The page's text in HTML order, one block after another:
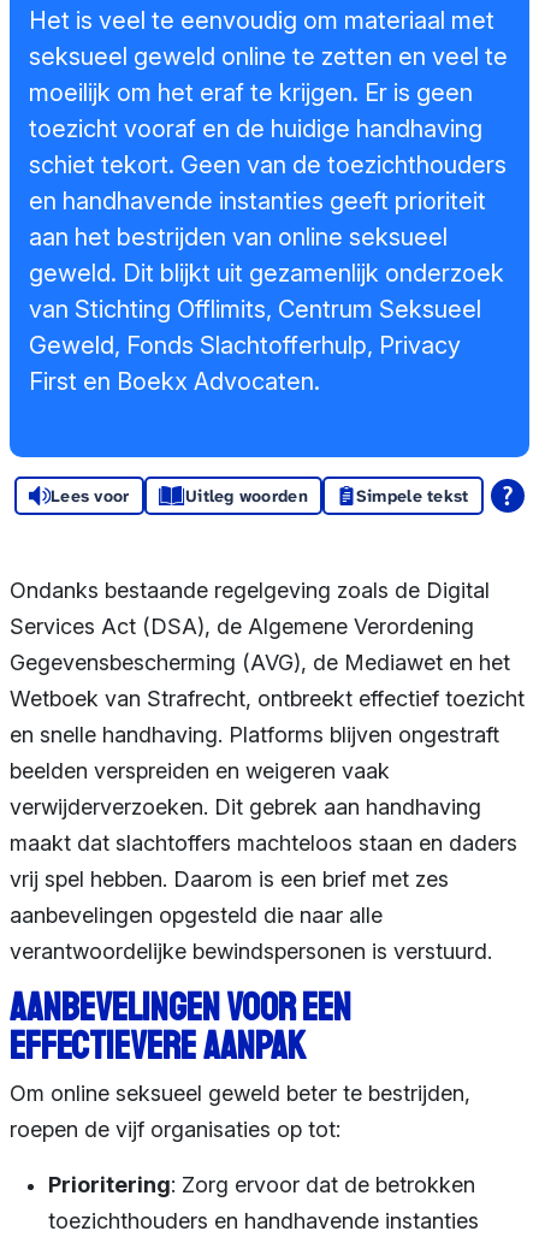
Sponsors en
donoren
Raad van
Toezicht
Steun ons
Contact
Het is veel te eenvoudig om materiaal met
seksueel geweld online te zetten en veel te
moeilijk om het eraf te krijgen. Er is geen
toezicht vooraf en de huidige handhaving
schiet tekort. Geen van de toezichthouders
en handhavende instanties geeft prioriteit
aan het bestrijden van online seksueel
geweld. Dit blijkt uit gezamenlijk onderzoek
van Stichting Offlimits, Centrum Seksueel
Geweld, Fonds Slachtofferhulp, Privacy
First en Boekx Advocaten.
Lees voor Uitleg woorden Simpele tekst
Ondanks bestaande regelgeving zoals de Digital
Services Act (DSA), de Algemene Verordening
Gegevensbescherming (AVG), de Mediawet en het
Wetboek van Strafrecht, ontbreekt effectief toezicht
en snelle handhaving. Platforms blijven ongestraft
beelden verspreiden en weigeren vaak
verwijderverzoeken. Dit gebrek aan handhaving
maakt dat slachtoffers machteloos staan en daders
vrij spel hebben. Daarom is een brief met zes
aanbevelingen opgesteld die naar alle
verantwoordelijke bewindspersonen is verstuurd.
Aanbevelingen voor een
effectievere aanpak
Om online seksueel geweld beter te bestrijden,
roepen de vijf organisaties op tot:
Prioritering: Zorg ervoor dat de betrokken
toezichthouders en handhavende instanties